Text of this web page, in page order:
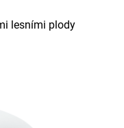
lesními plody